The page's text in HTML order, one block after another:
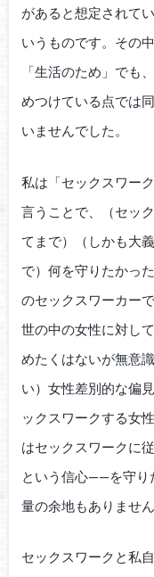
があると想定されて
いうものです。その
「生活のため」でも
めつけている点では
いませんでした。
私は「セックスワー
言うことで、（セッ
てまで）（しかも大
で）何を守りたかっ
のセックスワーカー
世の中の女性に対し
めたくはないが無意
い）女性差別的な偏
ックスワークする女
はセックスワークに
という信心——を守り
量の余地もありません
セックスワークと私